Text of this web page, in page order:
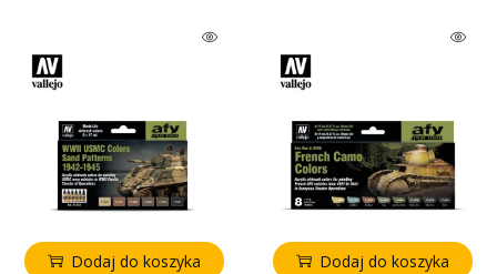
Dodaj do koszyka Dodaj do koszyka